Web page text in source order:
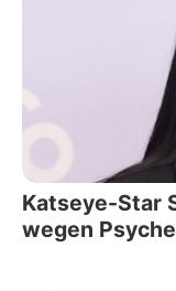
Katseye-Star
wegen